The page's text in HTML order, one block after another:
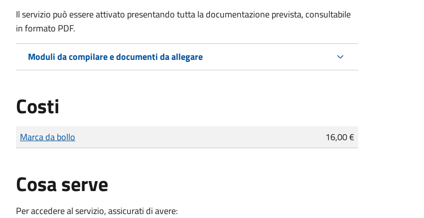
Il servizio può essere attivato presentando tutta la documentazione prevista, consultabile
in formato PDF.
Moduli da compilare e documenti da allegare
Costi
Tipo di pagamento
Importo
Marca da bollo 16,00 €
Cosa serve
Per accedere al servizio, assicurati di avere: